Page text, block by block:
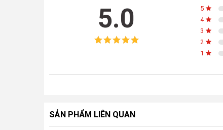
5.0 5
4
3
2
1
SẢN PHẨM LIÊN QUAN